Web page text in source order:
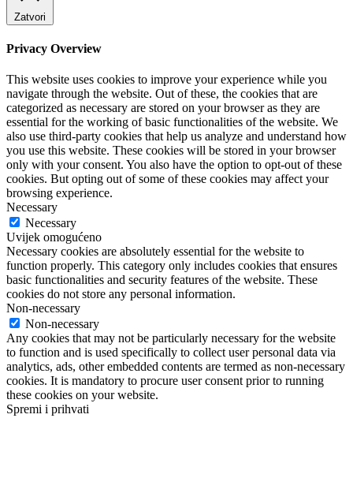
Zatvori
Privacy Overview
This website uses cookies to improve your experience while you
navigate through the website. Out of these, the cookies that are
categorized as necessary are stored on your browser as they are
essential for the working of basic functionalities of the website. We
also use third-party cookies that help us analyze and understand how
you use this website. These cookies will be stored in your browser
only with your consent. You also have the option to opt-out of these
cookies. But opting out of some of these cookies may affect your
browsing experience.
Necessary
Necessary
Uvijek omogućeno
Necessary cookies are absolutely essential for the website to
function properly. This category only includes cookies that ensures
basic functionalities and security features of the website. These
cookies do not store any personal information.
Non-necessary
Non-necessary
Any cookies that may not be particularly necessary for the website
to function and is used specifically to collect user personal data via
analytics, ads, other embedded contents are termed as non-necessary
cookies. It is mandatory to procure user consent prior to running
these cookies on your website.
Spremi i prihvati